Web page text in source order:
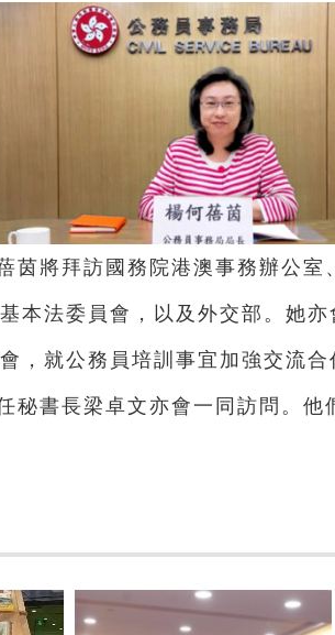
茵將拜訪國務院港澳事務辦公室
本法委員會，以及外交部。她
，就公務員培訓事宜加強交流合
秘書長梁卓文亦會一同訪問。他